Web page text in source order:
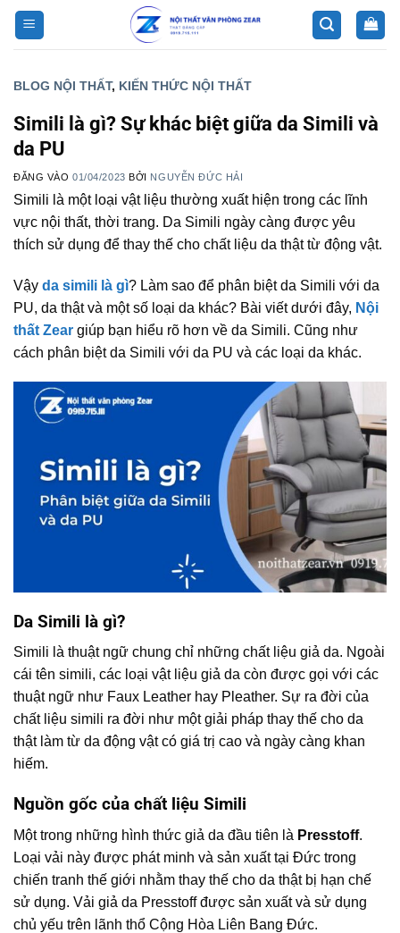
Bỏ
qua
nội
BLOG NỘI THẤT, KIẾN THỨC NỘI THẤT
Simili là gì? Sự khác biệt giữa da Simili và
da PU
ĐĂNG VÀO01/04/2023 BỞI NGUYỄN ĐỨC HẢI
Simili là một loại vật liệu thường xuất hiện trong các lĩnh
vực nội thất, thời trang. Da Simili ngày càng được yêu
thích sử dụng để thay thế cho chất liệu da thật từ động vật.
Vậy da simili là gì? Làm sao để phân biệt da Simili với da
PU, da thật và một số loại da khác? Bài viết dưới đây, Nội
thất Zear giúp bạn hiểu rõ hơn về da Simili. Cũng như
cách phân biệt da Simili với da PU và các loại da khác.
Da Simili là gì?
Simili là thuật ngữ chung chỉ những chất liệu giả da. Ngoài
cái tên simili, các loại vật liệu giả da còn được gọi với các
thuật ngữ như Faux Leather hay Pleather. Sự ra đời của
chất liệu simili ra đời như một giải pháp thay thế cho da
thật làm từ da động vật có giá trị cao và ngày càng khan
hiếm.
Nguồn gốc của chất liệu Simili
Một trong những hình thức giả da đầu tiên là Presstoff.
Loại vải này được phát minh và sản xuất tại Đức trong
chiến tranh thế giới nhằm thay thế cho da thật bị hạn chế
sử dụng. Vải giả da Presstoff được sản xuất và sử dụng
chủ yếu trên lãnh thổ Cộng Hòa Liên Bang Đức.